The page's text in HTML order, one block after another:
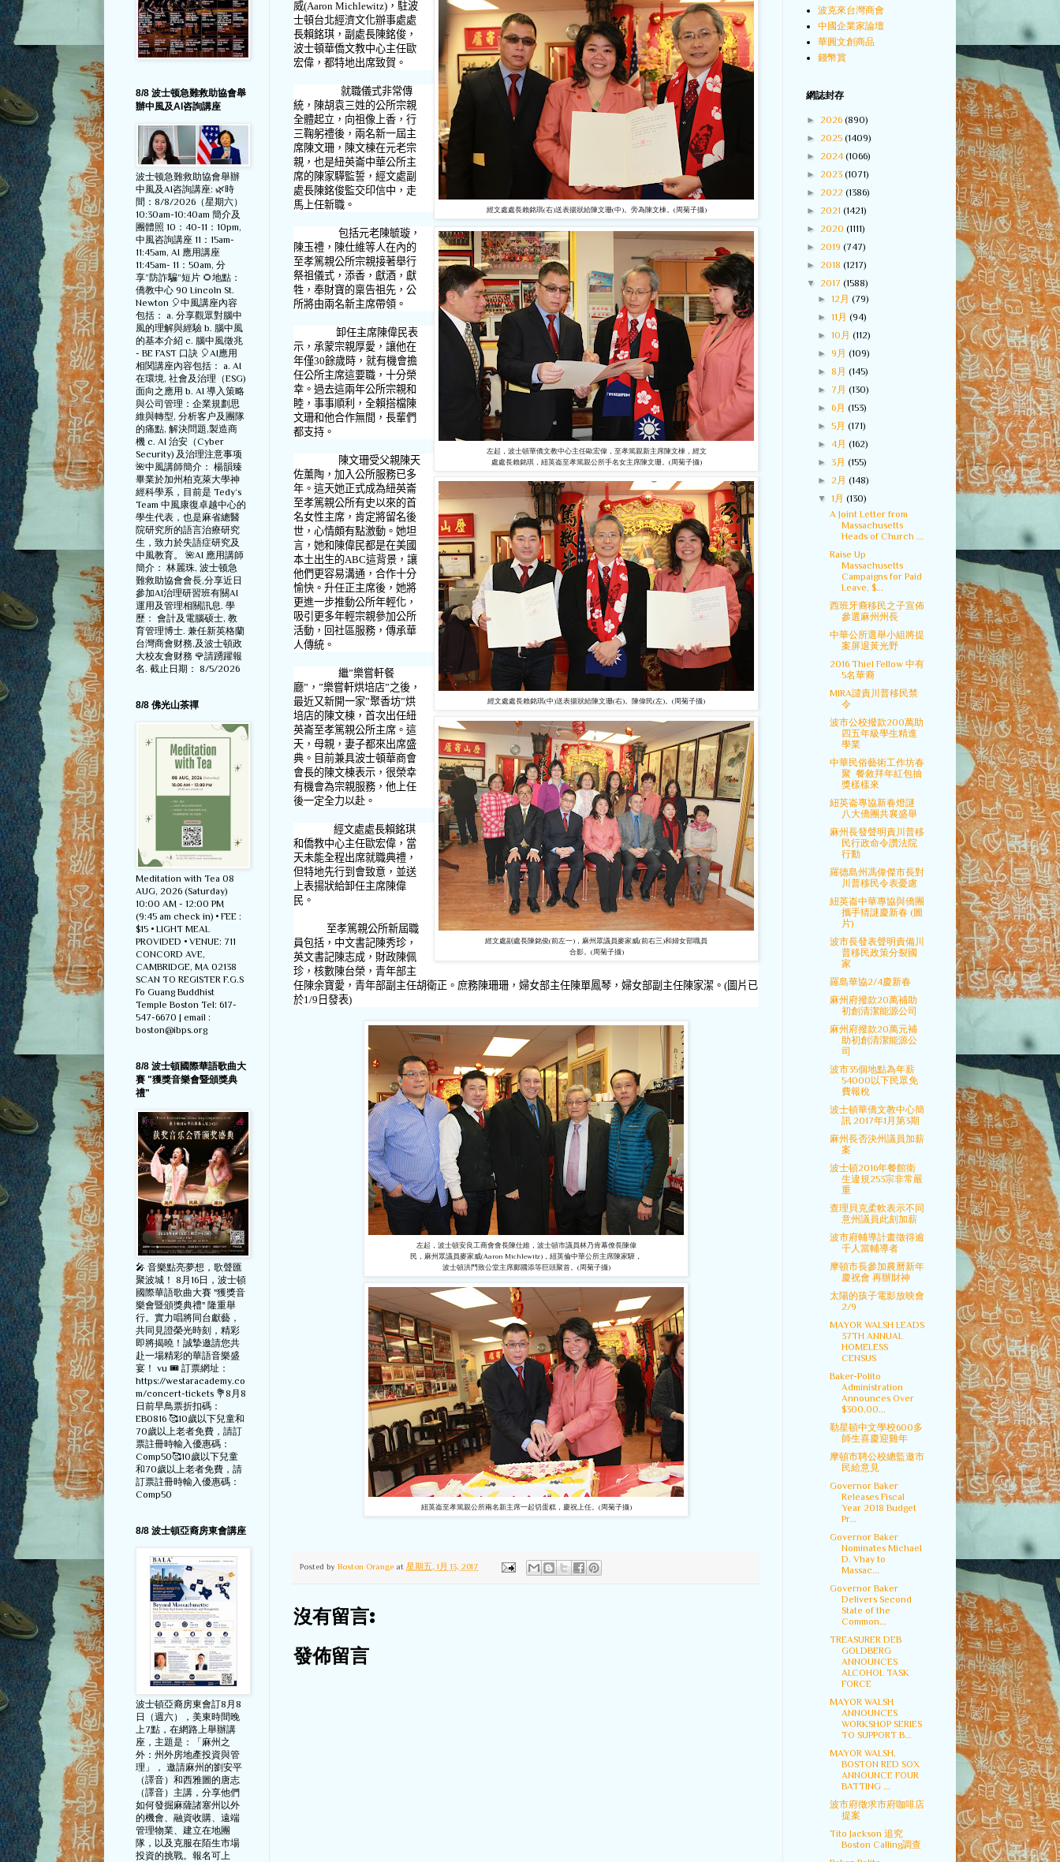
經文處處長賴銘琪(右)送表揚狀給陳文珊(中)。旁為陳文棟。(周菊子攝)
威(Aaron Michlewitz) ，駐波
士頓台北經濟文化辦事處處
長賴銘琪，副處長陳銘俊，
波士頓華僑文教中心主任歐
宏偉，都特地出席致賀。
就職儀式非常傳
統，陳胡袁三姓的公所宗親
全體起立，向祖像上香，行
三鞠躬禮後，兩名新一屆主
席陳文珊，陳文棟在元老宗
親，也是紐英崙中華公所主
席的陳家驊監誓，經文處副
處長陳銘俊監交印信中，走
馬上任新職。
左起，波士頓華僑文教中心主任歐宏偉，至孝篤親新主席陳文棟，經文
處處長賴銘琪，紐英崙至孝篤親公所手名女主席陳文珊。(周菊子攝)
包括元老陳毓璇，
陳玉禮，陳仕維等人在內的
至孝篤親公所宗親接著舉行
祭祖儀式，添香，獻酒，獻
牲，奉財寶的稟告祖先，公
所將由兩名新主席帶領。
卸任主席陳偉民表
示，承蒙宗親厚愛，讓他在
年僅30餘歲時，就有機會擔
任公所主席這要職，十分榮
幸。過去這兩年公所宗親和
睦，事事順利，全賴搭檔陳
文珊和他合作無間，長輩們
都支持。
經文處處長賴銘琪(中)送表揚狀給陳文珊(右)。陳偉民(左)。(周菊子攝)
陳文珊受父親陳天
佐薰陶，加入公所服務已多
年。這天她正式成為紐英崙
至孝篤親公所有史以來的首
名女性主席，肯定將留名後
世，心情頗有點激動。她坦
言，她和陳偉民都是在美國
本土出生的ABC這背景，讓
他們更容易溝通，合作十分
愉快。升任正主席後，她將
更進一步推動公所年輕化，
吸引更多年輕宗親參加公所
活動，回社區服務，傳承華
人傳統。
經文處副處長陳銘俊(前左一)，麻州眾議員麥家威(前右三)和婦女部職員
合影。(周菊子攝)
繼”樂嘗軒餐
廳” ， ”樂嘗軒烘培店”之後，
最近又新開一家”聚香坊”烘
培店的陳文棟，首次出任紐
英崙至孝篤親公所主席。這
天，母親，妻子都來出席盛
典。目前兼具波士頓華商會
會長的陳文棟表示，很榮幸
有機會為宗親服務，他上任
後一定全力以赴。
經文處處長賴銘琪
和僑教中心主任歐宏偉，當
天未能全程出席就職典禮，
但特地先行到會致意，並送
上表揚狀給卸任主席陳偉
民。
至孝篤親公所新屆職
員包括，中文書記陳秀珍，
英文書記陳志成，財政陳佩
珍，核數陳台榮，青年部主
任陳余寶愛，青年部副主任胡衛正。庶務陳珊珊，婦女部主任陳單鳳琴，婦女部副主任陳家潔。(圖片已
於1/9日發表)
左起，波士頓安良工商會會長陳仕維，波士頓市議員林乃肯幕僚長陳偉
民， 麻州眾議員麥家威(Aaron Michlewitz)，紐英倫中華公所主席陳家驊，
波士頓洪門致公堂主席鄺國添等巨頭聚首。(周菊子攝)
紐英崙至孝篤親公所兩名新主席一起切蛋糕，慶祝上任。(周菊子攝)
Posted by Boston Orange at 星期五, 1月 13, 2017
沒有留言:
發佈留言
8/8 波士顿急難救助協會舉
辦中風及AI咨詢講座
波士顿急難救助協會舉辦
中風及AI咨詢講座: 🌿時
間：8/8/2026（星期六）
10:30am-10:40am 簡介及
團體照 10：40-11：10pm,
中風咨詢講座 11：15am-
11:45am, AI 應用講座
11:45am- 11：50am, 分
享”防詐騙”短片 🌻地點：
僑教中心 90 Lincoln St.
Newton 🎈中風講座內容
包括： a. 分享觀眾對腦中
風的理解與經驗 b. 腦中風
的基本介紹 c. 腦中風徵兆
- BE FAST 口訣 🎈AI應用
相関講座內容包括： a. AI
在環境, 社會及治理（ESG)
面向之應用 b. AI 導入策略
與公司管理：企業規劃思
維與轉型, 分析客户及團隊
的痛點, 解決問題,製造商
機 c. AI 治安（Cyber
Security) 及治理注意事项
🌺中風講師簡介： 楊韻臻
畢業於加州柏克萊大學神
經科學系，目前是 Tedy‘s
Team 中風康復卓越中心的
學生代表，也是麻省總醫
院研究所的語言治療研究
生，致力於失語症研究及
中風教育。 🌺AI 應用講師
簡介： 林麗珠, 波士顿急
難救助協會會長,分享近日
參加AI治理研習班有關AI
運用及管理相關訊息. 學
歷： 會計及電腦硕士, 教
育管理博士. 兼任新英格蘭
台灣商會财務,及波士頓政
大校友會财務 🌹請踴躍報
名. 截止日期： 8/5/2026
8/8 佛光山茶禪
Meditation with Tea 08
AUG, 2026 (Saturday)
10:00 AM - 12:00 PM
(9:45 am check in) • FEE :
$15 • LIGHT MEAL
PROVIDED • VENUE: 711
CONCORD AVE,
CAMBRIDGE, MA 02138
SCAN TO REGISTER F.G.S
Fo Guang Buddhist
Temple Boston Tel: 617-
547-6670 | email :
boston@ibps.org
8/8 波士頓國際華語歌曲大
賽 "獲獎音樂會暨頒獎典
禮"
🎤 音樂點亮夢想，歌聲匯
聚波城！ 8月16日，波士頓
國際華語歌曲大賽 "獲獎音
樂會暨頒獎典禮" 隆重舉
行。實力唱將同台獻藝，
共同見證榮光時刻，精彩
即將揭曉！誠摯邀請您共
赴一場精彩的華語音樂盛
宴！ vu 🎟️ 訂票網址：
https://westaracademy.co
m/concert-tickets 💐8月8
日前早鳥票折扣碼：
EB0816 🥰10歲以下兒童和
70歲以上老者免費，請訂
票註冊時輸入優惠碼：
Comp50🥰10歲以下兒童
和70歲以上老者免費，請
訂票註冊時輸入優惠碼：
Comp50
8/8 波士頓亞裔房東會講座
波士頓亞裔房東會訂8月8
日（週六），美東時間晚
上7點，在網路上舉辦講
座，主題是：「麻州之
外：州外房地產投資與管
理」， 邀請麻州的劉安平
（譯音）和西雅圖的唐志
（譯音）主講，分享他們
如何發掘麻薩諸塞州以外
的機會、融資收購、遠端
管理物業、建立在地團
隊，以及克服在陌生市場
投資的挑戰。報名可上
波克來台灣商會
中國企業家論壇
華圓文創商品
錢幣賞
網誌封存
► 2026 (890)
► 2025 (1409)
► 2024 (1066)
► 2023 (1071)
► 2022 (1386)
► 2021 (1421)
► 2020 (1111)
► 2019 (747)
► 2018 (1217)
▼ 2017 (1588)
►12月(79)
►11月(94)
►10月(112)
►9月(109)
► 8月(145)
► 7月(130)
►6月(153)
►5月(171)
► 4月(162)
►3月(155)
►2月(148)
▼1月(130)
A Joint Letter from
Massachusetts
Heads of Church ...
Raise Up
Massachusetts
Campaigns for Paid
Leave, $...
西班牙裔移民之子宣佈
參選麻州州長
中華公所選舉小組將提
案屏退黃光野
2016 Thiel Fellow 中有
5名華裔
MIRA譴責川普移民禁
令
波市公校撥款200萬助
四五年級學生精進
學業
中華民俗藝術工作坊春
聚 餐敘拜年紅包抽
獎樣樣來
紐英崙專協新春燈謎
八大僑團共襄盛舉
麻州長發聲明責川普移
民行政命令讚法院
行動
羅德島州馮偉傑市長對
川普移民令表憂慮
紐英崙中華專協與僑團
攜手猜謎慶新春 (圖
片)
波市長發表聲明責備川
普移民政策分裂國
家
羅島華協2/4慶新春
麻州府撥款20萬補助
初創清潔能源公司
麻州府撥款20萬元補
助初創清潔能源公
司
波市35個地點為年薪
54000以下民眾免
費報稅
波士頓華僑文教中心簡
訊 2017年1月第3期
麻州長否決州議員加薪
案
波士頓2016年餐館衛
生違規253宗非常嚴
重
查理貝克柔軟表示不同
意州議員此刻加薪
波市府輔導計畫徵得逾
千人當輔導者
摩頓市長參加農曆新年
慶祝會 再辦財神
太陽的孩子電影放映會
2/9
MAYOR WALSH LEADS
37TH ANNUAL
HOMELESS
CENSUS
Baker-Polito
Administration
Announces Over
$300,00...
勒星頓中文學校600多
師生喜慶迎雞年
摩頓市聘公校總監邀市
民給意見
Governor Baker
Releases Fiscal
Year 2018 Budget
Pr...
Governor Baker
Nominates Michael
D. Vhay to
Massac...
Governor Baker
Delivers Second
State of the
Common...
TREASURER DEB
GOLDBERG
ANNOUNCES
ALCOHOL TASK
FORCE
MAYOR WALSH
ANNOUNCES
WORKSHOP SERIES
TO SUPPORT B...
MAYOR WALSH,
BOSTON RED SOX
ANNOUNCE FOUR
BATTING ...
波市府徵求市府咖啡店
提案
Tito Jackson 追究
Boston Calling調查